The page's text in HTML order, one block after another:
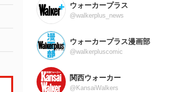
ウォーカープラス
@walkerplus_news
ウォーカープラス漫画部
@walkerpluscomic
関西ウォーカー
@KansaiWalkers